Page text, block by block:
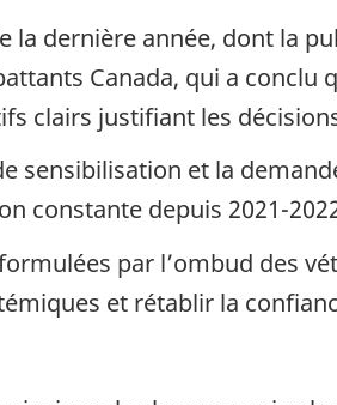
la dernière année, dont la
Canada, qui a conclu
clairs justifiant les
sensibilisation et la
constante depuis 2021-
par l’ombud des
et rétablir la